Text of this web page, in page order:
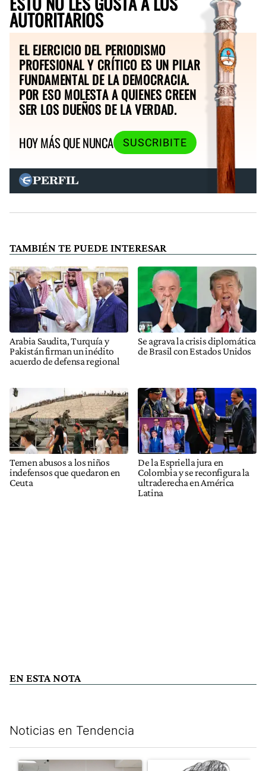
AUTORITARIOS
EL EJERCICIO DEL PERIODISMO
PROFESIONAL Y CRÍTICO ES UN PILAR
FUNDAMENTAL DE LA DEMOCRACIA.
POR ESO MOLESTA A QUIENES CREEN
SER LOS DUEÑOS DE LA VERDAD.
HOY MÁS QUE NUNCA
SUSCRIBITE
TAMBIÉN TE PUEDE INTERESAR
Arabia Saudita, Turquía y
Pakistán firman un inédito
acuerdo de defensa regional
Se agrava la crisis diplomática
de Brasil con Estados Unidos
Temen abusos a los niños
indefensos que quedaron en
Ceuta
De la Espriella jura en
Colombia y se reconfigura la
ultraderecha en América
Latina
EN ESTA NOTA
Noticias en Tendencia
Un artículo de tendencia con el título "El FBI desembarcó en
Un artículo de tendencia